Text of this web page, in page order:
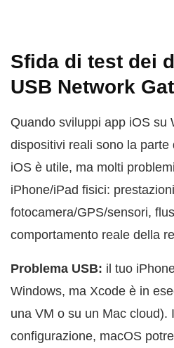
Sfida di test dei
USB Network
Quando sviluppi app iOS su
dispositivi reali sono la
iOS è utile, ma molti
iPhone/iPad fisici:
fotocamera/GPS/sensori,
comportamento reale della
Problema USB: il tuo
Windows, ma Xcode è in
una VM o su un Mac cloud).
configurazione, macOS